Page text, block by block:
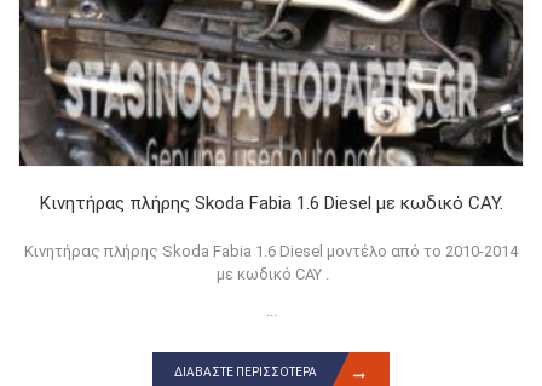
Κινητήρας πλήρης Skoda Fabia 1.6 Diesel με κωδικό CAY.
Κινητήρας πλήρης Skoda Fabia 1.6 Diesel μοντέλο από το 2010-2014
με κωδικό CAY .
ΔΙΑΒΆΣΤΕ ΠΕΡΙΣΣΌΤΕΡΑ